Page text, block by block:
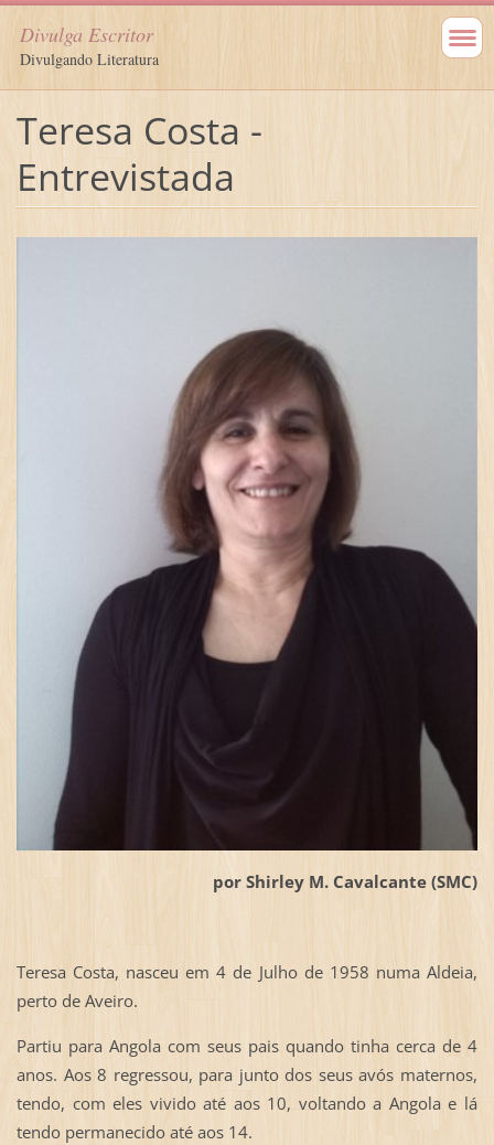
Divulga Escritor
Divulgando Literatura
Teresa Costa -
Entrevistada
por Shirley M. Cavalcante (SMC)
Teresa Costa, nasceu em 4 de Julho de 1958 numa Aldeia,
perto de Aveiro.
Partiu para Angola com seus pais quando tinha cerca de 4
anos. Aos 8 regressou, para junto dos seus avós maternos,
tendo, com eles vivido até aos 10, voltando a Angola e lá
tendo permanecido até aos 14.